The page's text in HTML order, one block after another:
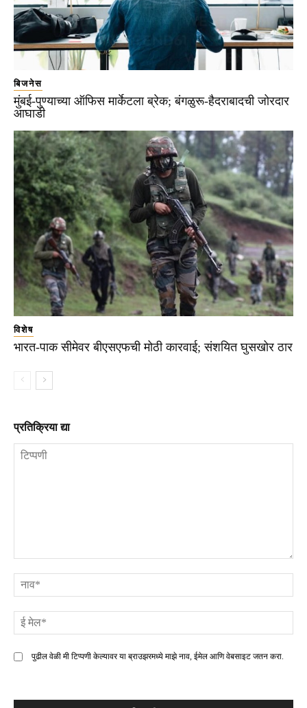
बिजनेस
मुंबई-पुण्याच्या ऑफिस मार्केटला ब्रेक; बंगळुरू-हैदराबादची जोरदार
आघाडी
विशेष
भारत-पाक सीमेवर बीएसएफची मोठी कारवाई; संशयित घुसखोर ठार
प्रतिक्रिया द्या
पुढील वेळी मी टिप्पणी केल्यावर या ब्राउझरमध्ये माझे नाव, ईमेल आणि वेबसाइट जतन करा.